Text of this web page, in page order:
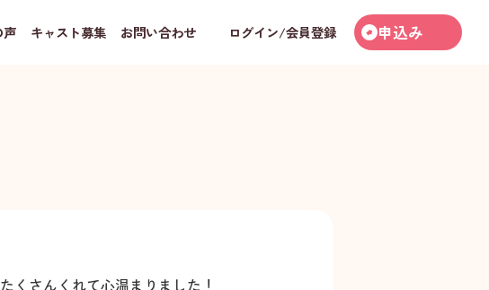
声 キャスト募集 お問い合わせ ログイン/会員登録 申込み
くさんくれて心温まりました！